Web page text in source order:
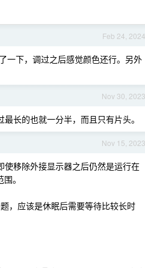
Feb 24, 2024
一下，调过之后感觉颜色还行。另外
Nov 30, 2023
长的也就一分半，而且只有片头。
Nov 15, 2023
移除外接显示器之后仍然是运行在
。
，应该是休眠后需要等待比较长时